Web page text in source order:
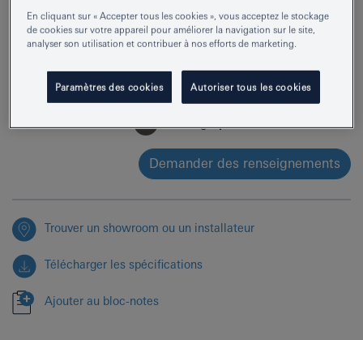
EAN 4005176761614
Demander des renseignements
Trouver un showroom ou un installateur
Télécharger les spécifications
Ajouter au bloc-notes
En cliquant sur « Accepter tous les cookies », vous acceptez le stockage
de cookies sur votre appareil pour améliorer la navigation sur le site,
analyser son utilisation et contribuer à nos efforts de marketing.
Paramètres des cookies Autoriser tous les cookies